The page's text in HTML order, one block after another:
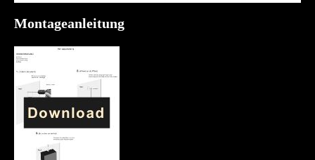
Montageanleitung